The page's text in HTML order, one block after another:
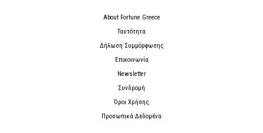
About Fortune Greece
Ταυτότητα
Δήλωση Συμμόρφωσης
Επικοινωνία
Newsletter
Συνδρομή
Όροι Χρήσης
Προσωπικά Δεδομένα